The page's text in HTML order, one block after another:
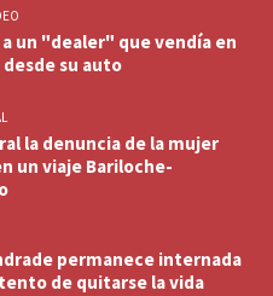
un "dealer" que vendía en
desde su auto
la denuncia de la mujer
un viaje Bariloche-
permanece internada
de quitarse la vida